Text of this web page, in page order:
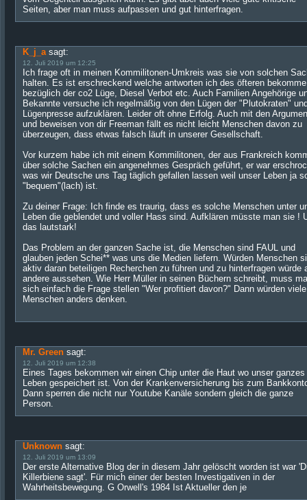
Seiten, aber man muss aufpassen und gut hinterfragen.
K_j_a sagt:
12. Juli 2019 um 12:25
Ich frage oft in meinen Kommilitonen-Umkreis was sie von solchen
halten. Es ist erschreckend welche antworten ich des öfteren bekomme
bezüglich der co2 Lüge, Diesel Verbot etc. Auch Familien Angehörige
Bekannte versuche ich regelmäßig von den Lügen der "Plutokraten"
Lügenpresse aufzuklären. Leider oft ohne Erfolg. Auch mit den
und beweisen von dir Freeman fällt es nicht leicht Menschen davon zu
überzeugen, dass etwas falsch läuft in unserer Gesellschaft.
Vor kurzem habe ich mit einem Kommilitonen, der aus Frankreich
über solche Sachen ein angenehmes Gespräch geführt, er war
was wir Deutsche uns Tag täglich gefallen lassen weil unser Leben ja
"bequem"(lach) ist.
Zu deiner Frage: Ich finde es traurig, dass es solche Menschen unter
Leben die geblendet und voller Hass sind. Aufklären müsste man sie !
das lautstark!
Das Problem an der ganzen Sache ist, die Menschen sind FAUL und
glauben jeden Schei** was uns die Medien liefern. Würden Menschen
aktiv daran beteiligen Recherchen zu führen und zu hinterfragen würde
andere aussehen. Wie Herr Müller in seinen Büchern schreibt, muss
sich einfach die Frage stellen "Wer profitiert davon?" Dann würden viele
Menschen anders denken.
Mr. Green sagt:
12. Juli 2019 um 12:38
Eines Tages bekommen wir einen Chip unter die Haut wo unser ganzes
Leben gespeichert ist. Von der Krankenversicherung bis zum
Dann sperren die nicht nur Youtube Kanäle sondern gleich die ganze
Person.
Unknown sagt:
12. Juli 2019 um 13:09
Der erste Alternative Blog der in diesem Jahr gelöscht worden ist war
Killerbiene sagt'. Für mich einer der besten Investigativen in der
Wahrheitsbewegung. G Orwell's 1984 Ist Aktueller den je